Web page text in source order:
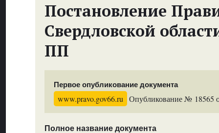
Постановление
Свердловской
ПП
Первое опубликование документа
www.pravo.gov66.ru Опубликование № 18565
Полное название документа